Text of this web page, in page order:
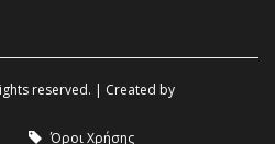
reserved. | Created by
Όροι Χρήσης